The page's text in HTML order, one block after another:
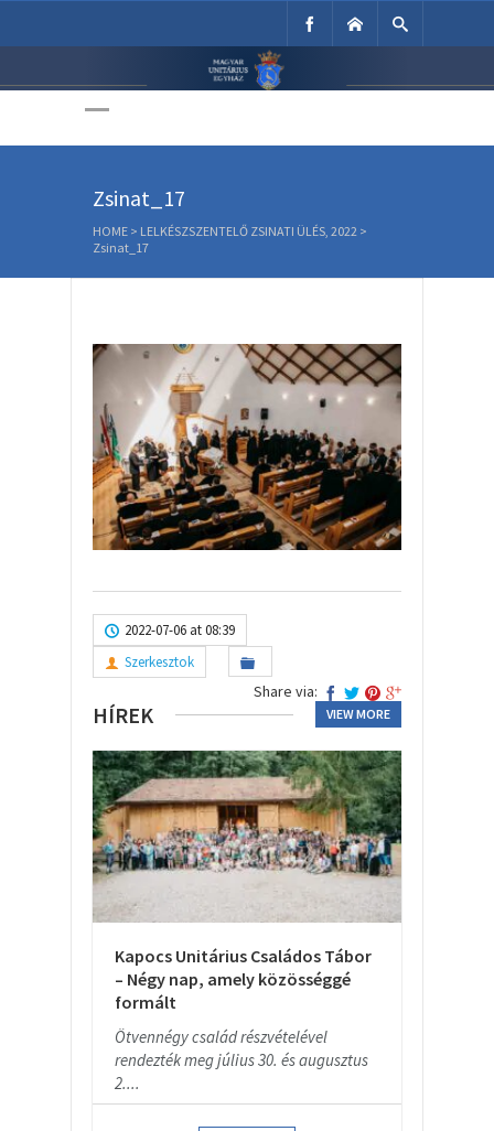
Unitárius Egyház
Zsinat_17
HOME > LELKÉSZSZENTELŐ ZSINATI ÜLÉS, 2022 >
Zsinat_17
2022-07-06 at 08:39
Szerkesztok
Share via:
HÍREK VIEW MORE
Kapocs Unitárius Családos Tábor
– Négy nap, amely közösséggé
formált
Ötvennégy család részvételével
rendezték meg július 30. és augusztus
2....